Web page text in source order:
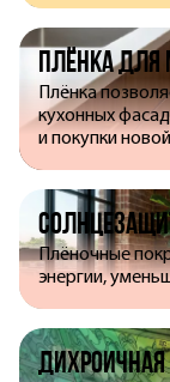
Плёнка для
Плёнка
кухонных
и покупки
Плёночные
энергии,